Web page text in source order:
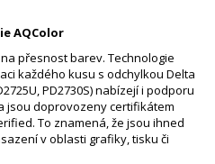
AQColor
přesnost barev. Technologie
každého kusu s odchylkou Delta
PD2730S) nabízejí i podporu
jsou doprovozeny certifikátem
To znamená, že jsou ihned
v oblasti grafiky, tisku či